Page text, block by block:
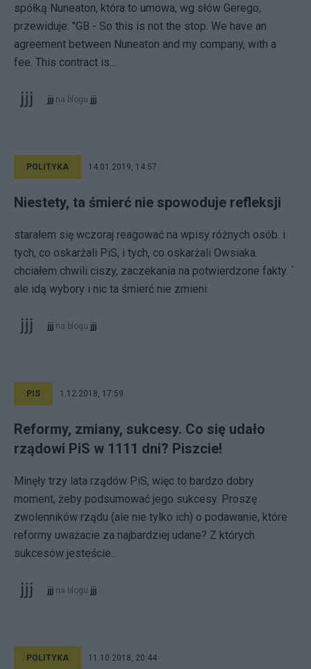
spółką Nuneaton, która to umowa, wg słów Gerego,
przewiduje: "GB - So this is not the stop. We have an
agreement between Nuneaton and my company, with a
fee. This contract is...
jjj na blogu jjj
POLITYKA 14.01.2019, 14:57
Niestety, ta śmierć nie spowoduje refleksji
starałem się wczoraj reagować na wpisy różnych osób. i
tych, co oskarżali PiS, i tych, co oskarżali Owsiaka.
chciałem chwili ciszy, zaczekania na potwierdzone fakty. `
ale idą wybory i nic ta śmierć nie zmieni.
jjj na blogu jjj
PIS 1.12.2018, 17:59
Reformy, zmiany, sukcesy. Co się udało
rządowi PiS w 1111 dni? Piszcie!
Minęły trzy lata rządów PiS, więc to bardzo dobry
moment, żeby podsumować jego sukcesy. Proszę
zwolenników rządu (ale nie tylko ich) o podawanie, które
reformy uważacie za najbardziej udane? Z których
sukcesów jesteście...
jjj na blogu jjj
POLITYKA 11.10.2018, 20:44